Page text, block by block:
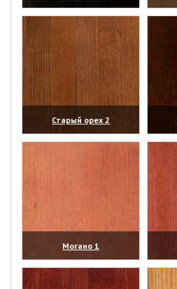
(увеличить)
Старый орех 2
(увеличить)
Могано 1
(увеличить)